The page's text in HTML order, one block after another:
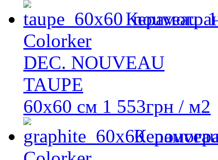
Colorker
DEC. NOUVEAU
TAUPE
60x60 см 1 553грн / м2